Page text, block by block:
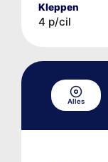
Kleppen
4 p/cil
Alles